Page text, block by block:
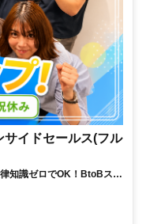
イドセールス(フル
知識ゼロでOK！BtoBスキ